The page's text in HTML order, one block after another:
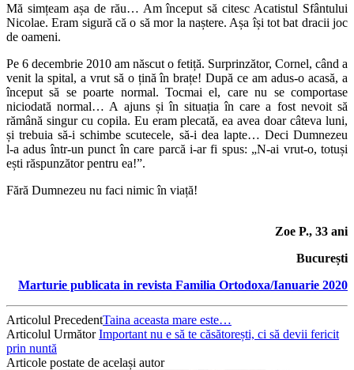
Mă simțeam așa de rău… Am început să citesc Acatistul Sfântului
Nicolae. Eram sigură că o să mor la naștere. Așa își tot bat dracii joc
de oameni.
Pe 6 decembrie 2010 am născut o fetiță. Surprinzător, Cornel, când a
venit la spital, a vrut să o țină în brațe! După ce am adus‑o acasă, a
început să se poarte normal. Tocmai el, care nu se comportase
niciodată normal… A ajuns și în situația în care a fost nevoit să
rămână singur cu copila. Eu eram plecată, ea avea doar câteva luni,
și trebuia să-i schimbe scutecele, să-i dea lapte… Deci Dumnezeu
l‑a adus într‑un punct în care parcă i-ar fi spus: „N‑ai vrut‑o, totuși
ești răspunzător pentru ea!”.
Fără Dumnezeu nu faci nimic în viață!
Zoe P., 33 ani
București
Marturie publicata in revista Familia Ortodoxa/Ianuarie 2020
Articolul PrecedentTaina aceasta mare este…
Articolul UrmătorImportant nu e să te căsătorești, ci să devii fericit
prin nuntă
Articole postate de același autor